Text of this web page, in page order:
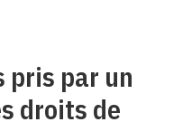
pris par un
droits de